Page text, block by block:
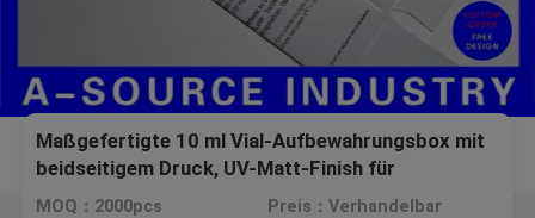
Maßgefertigte 10 ml Vial-Aufbewahrungsbox mit
beidseitigem Druck, UV-Matt-Finish für
Bodybuilding / Peptid-Verpackung
MOQ：2000pcs Preis：Verhandelbar